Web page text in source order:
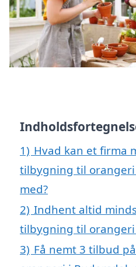
1) Hvad kan et firma
tilbygning til
med?
2) Indhent altid
tilbygning til orangeri
3) Få nemt 3 tilbud